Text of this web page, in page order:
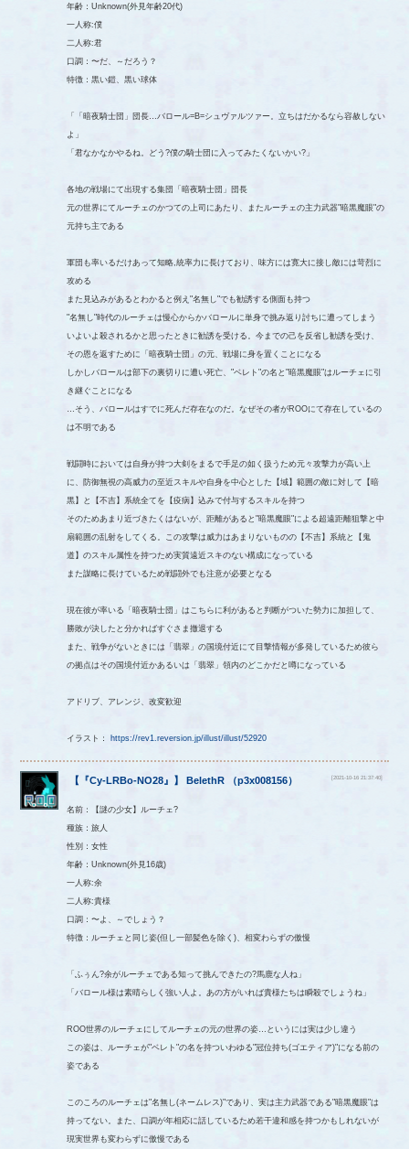
年齢：Unknown(外見年齢20代)
一人称:僕
二人称:君
口調：〜だ、～だろう？
特徴：黒い鎧、黒い球体
「「暗夜騎士団」団長…バロール=B=シュヴァルツァー。立ちはだかるなら容赦しない
よ」
「君なかなかやるね。どう?僕の騎士団に入ってみたくないかい?」
各地の戦場にて出現する集団「暗夜騎士団」団長
元の世界にてルーチェのかつての上司にあたり、またルーチェの主力武器"暗黒魔眼"の
元持ち主である
軍団も率いるだけあって知略,統率力に長けており、味方には寛大に接し敵には苛烈に
攻める
また見込みがあるとわかると例え"名無し"でも勧誘する側面も持つ
"名無し"時代のルーチェは慢心からかバロールに単身で挑み返り討ちに遭ってしまう
いよいよ殺されるかと思ったときに勧誘を受ける。今までの己を反省し勧誘を受け、
その恩を返すために「暗夜騎士団」の元、戦場に身を置くことになる
しかしバロールは部下の裏切りに遭い死亡、"ベレト"の名と"暗黒魔眼"はルーチェに引
き継ぐことになる
…そう、バロールはすでに死んだ存在なのだ。なぜその者がROOにて存在しているの
は不明である
戦闘時においては自身が持つ大剣をまるで手足の如く扱うため元々攻撃力が高い上
に、防御無視の高威力の至近スキルや自身を中心とした【域】範囲の敵に対して【暗
黒】と【不吉】系統全てを【疫病】込みで付与するスキルを持つ
そのためあまり近づきたくはないが、距離があると"暗黒魔眼"による超遠距離狙撃と中
扇範囲の乱射をしてくる。この攻撃は威力はあまりないものの【不吉】系統と【鬼
道】のスキル属性を持つため実質遠近スキのない構成になっている
また謀略に長けているため戦闘外でも注意が必要となる
現在彼が率いる「暗夜騎士団」はこちらに利があると判断がついた勢力に加担して、
勝敗が決したと分かればすぐさま撤退する
また、戦争がないときには「翡翠」の国境付近にて目撃情報が多発しているため彼ら
の拠点はその国境付近かあるいは「翡翠」領内のどこかだと噂になっている
アドリブ、アレンジ、改変歓迎
イラスト： https://rev1.reversion.jp/illust/illust/52920
【 『Cy-LRBo-NO28』 】 BelethR （p3x008156） [2021-10-16 21:37:40]
名前：【謎の少女】ルーチェ?
種族：旅人
性別：女性
年齢：Unknown(外見16歳)
一人称:余
二人称:貴様
口調：〜よ、～でしょう？
特徴：ルーチェと同じ姿(但し一部髪色を除く)、相変わらずの傲慢
「ふぅん?余がルーチェである知って挑んできたの?馬鹿な人ね」
「バロール様は素晴らしく強い人よ。あの方がいれば貴様たちは瞬殺でしょうね」
ROO世界のルーチェにしてルーチェの元の世界の姿…というには実は少し違う
この姿は、ルーチェが"ベレト"の名を持ついわゆる"冠位持ち(ゴエティア)"になる前の
姿である
このころのルーチェは"名無し(ネームレス)"であり、実は主力武器である"暗黒魔眼"は
持ってない。また、口調が年相応に話しているため若干違和感を持つかもしれないが
現実世界も変わらずに傲慢である